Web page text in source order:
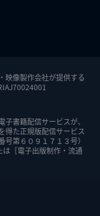
映像製作会社が提供する
書籍配信サービスが、
得た正規版配信サービス
第６０９１７１３号）
［電子出版制作・流通